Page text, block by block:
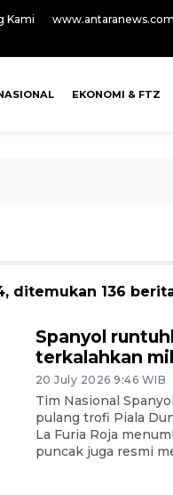
Kami www.antaranews.com
EKONOMI & FTZ
ditemukan 136
Spanyol
terkalahkan
20 July 2026 9:46 WIB
Tim Nasional
pulang trofi Piala
La Furia Roja
puncak juga resmi